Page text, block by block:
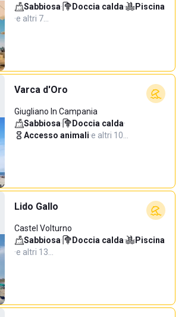
Sabbiosa· Doccia calda·
Piscina
·e altri 7…
Varca d'Oro
Giugliano In Campania
Sabbiosa· Doccia calda·
Accesso animali·e altri 10…
Lido Gallo
Castel Volturno
Sabbiosa· Doccia calda·
Piscina
·e altri 13…